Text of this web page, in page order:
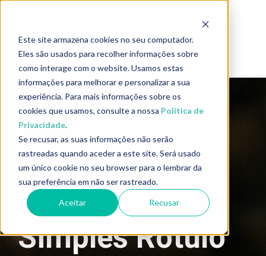
Este site armazena cookies no seu computador.
Eles são usados para recolher informações sobre
como interage com o website. Usamos estas
informações para melhorar e personalizar a sua
experiência. Para mais informações sobre os
cookies que usamos, consulte a nossa Política de
Privacidade.
Se recusar, as suas informações não serão
rastreadas quando aceder a este site. Será usado
um único cookie no seu browser para o lembrar da
sua preferência em não ser rastreado.
Aceitar Recusar
Como um
Simples Rótulo